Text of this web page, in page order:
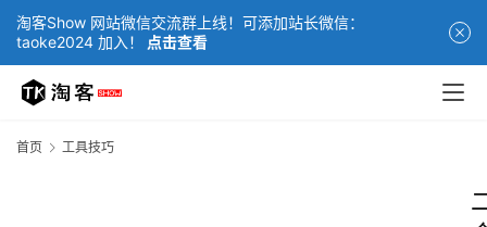
淘客Show 网站微信交流群上线！可添加站长微信：
taoke2024 加入！
点击查看
首页 工具技巧